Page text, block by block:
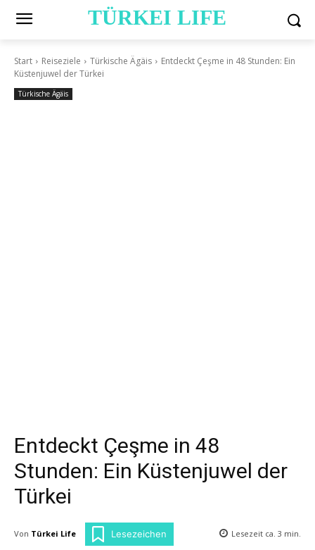
TÜRKEI LIFE
Start Reiseziele Türkische Ägäis
Entdeckt Çeşme in 48 Stunden: Ein
Küstenjuwel der Türkei
Türkische Ägäis
Entdeckt Çeşme in 48
Stunden: Ein Küstenjuwel der
Türkei
Von Türkei Life Lesezeichen Lesezeit ca. 3 min.